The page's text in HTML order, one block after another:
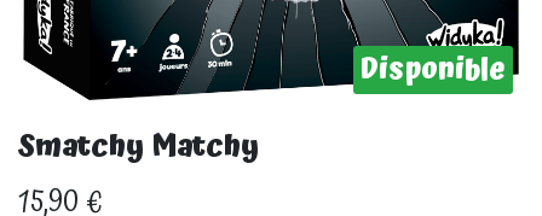
Disponible
Smatchy Matchy
15,90€